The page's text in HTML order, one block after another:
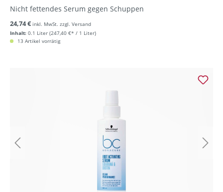
Nicht fettendes Serum gegen Schuppen
Inhalt: 0.1 Liter (247,40 €* / 1 Liter)
24,74 € inkl. MwSt. zzgl. Versand
13 Artikel vorrätig